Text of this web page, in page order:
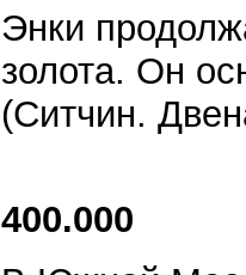
Энки
золота. Он
(Ситчин.
400.000